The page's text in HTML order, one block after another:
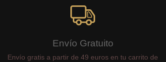
Envío Gratuito
Envío gratis a partir de 49 euros en tu carrito de